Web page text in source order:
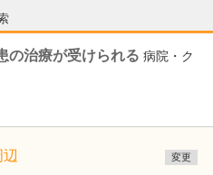
の治療が受けられる 病院・ク
変更